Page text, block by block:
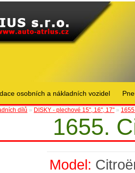
osobních a nákladních vozidel
dílů » DISKY - plechové 15", 16", 17" »
1655.
Model: